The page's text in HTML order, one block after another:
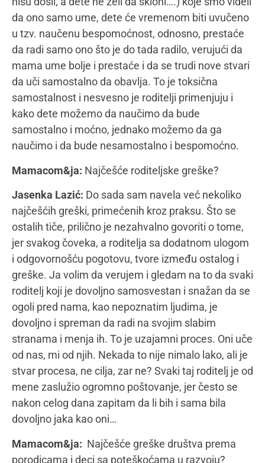
roditelj koji je dovoljno samosvestan i snažan da se
ogoli pred nama, kao nepoznatim ljudima, je
dovoljno i spreman da radi na svojim slabim
stranama i menja ih. To je uzajamni proces. Oni uče
od nas, mi od njih. Nekada to nije nimalo lako, ali je
stvar procesa, ne cilja, zar ne? Svaki taj roditelj je od
mene zaslužio ogromno poštovanje, jer često se
nakon celog dana zapitam da li bih i sama bila
dovoljno jaka kao oni…
porodicama i deci sa poteškoćama u razvoju?
Jasenka Lazić: E, o ovim greškama je već
neophodno transparentno govoriti. Po meni
najveća greška je insistiranje na socijalnoj inkluziji i
društvenoj odgovornosti prema drugačijima od
sebe, od nas, dok istovremeno samo društvo
oblikuje i stvara tu drugačijost. Najtransparentnija
odlika nas ljudi jeste naša jedinstvenost i to što je
svako od nas drugačiji od svih drugih. Čemu onda
stvaranje utopije socijalne inkluzije i prihvatanje
različitosti, koju odvajamo sami. I ja sam različita i
drugačija. I vi koji čitate ovo. Ko je taj koji određuje
prihvatljivu i neprihvatljivu različitost? U vremenima
veštačke inteligencije, mi se čudimo nekom ko ne
čuje ili ne govori jednako kao i mi…? Meni je to
neshvatljivo. Nije jednostavno govoriti o ovoj temi,
a ne „mračiti“, pa da razgovor ne bi dobio taj ton,
staću ovde. Mnogo je toga, nažalost čime se mi